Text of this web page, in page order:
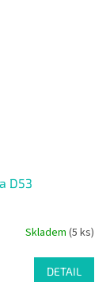
D53
Skladem (5 ks)
DETAIL